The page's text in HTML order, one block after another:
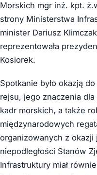
Morskich mgr inż. kpt.
strony Ministerstwa
minister Dariusz
reprezentowała
Kosiorek.
Spotkanie było okazją
rejsu, jego znaczenia dla
kadr morskich, a także
międzynarodowych
organizowanych z
niepodległości Stanów
Infrastruktury miał